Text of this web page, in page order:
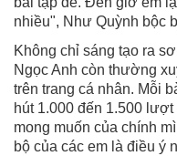
nhiều", Như Quỳnh bộc
Không chỉ sáng tạo ra
Ngọc Anh còn thường
trên trang cá nhân. Mỗi
hút 1.000 đến 1.500
mong muốn của chính
bộ của các em là điều ý